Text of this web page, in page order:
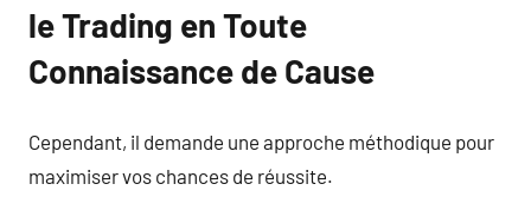
le Trading en Toute
Connaissance de Cause
Cependant, il demande une approche méthodique pour
maximiser vos chances de réussite.